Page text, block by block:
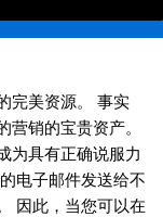
完美资源。 事实
销的宝贵资产。
为具有正确说服力
电子邮件发送给不
因此，当您可以在